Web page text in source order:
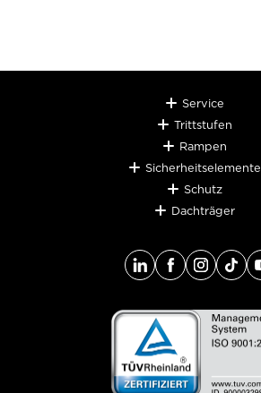
Service
Trittstufen
Rampen
Sicherheitselemente
Schutz
Dachträger